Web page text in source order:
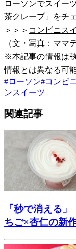
ローソンでスイー
茶クレープ」をチ
＞＞＞ コンビニス
（文・写真：ママ
※本記事の情報は
情報とは異なる可
#ローソン#コンビ
ンスイーツ
関連記事
「秒で消える
ちご×杏仁の新